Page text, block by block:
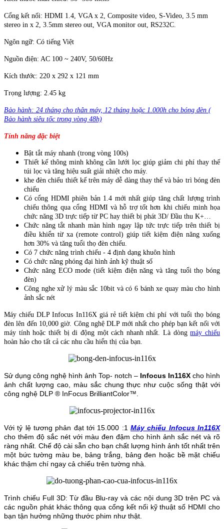
Cổng kết nối: HDMI 1.4, VGA x 2, Composite video, S-Video, 3.5 mm
stereo in x 2, 3.5mm stereo out, VGA monitor out, RS232C.
Ngôn ngữ: Có tiếng Việt
Nguồn điện: AC 100 ~ 240V, 50/60Hz
Kích thước: 220 x 292 x 121 mm
Trọng lượng: 2.45 kg
Bảo hành: 24 tháng cho thân máy, 12 tháng hoặc 1.000h cho bóng đèn (
Bảo hành siêu tốc trong vòng 48h)
Tính năng đặc biệt
Bật tắt máy nhanh (trong vòng 100s)
Thiết kế thông minh không cần lưới lọc giúp giảm chi phí thay thế
túi lọc và tăng hiệu suất giải nhiệt cho máy.
khe đèn chiếu thiết kế trên máy dễ dàng thay thế và bảo trì bóng đèn
chiếu
Có cổng HDMI phiên bản 1.4 mới nhất giúp tăng chất lượng trình
chiếu thông qua cổng HDMI và hỗ trợ tốt hơn khi chiếu minh họa
chức năng 3D trực tiếp từ PC hay thiết bị phát 3D/ Đầu thu K+…
Chức năng tắt nhanh màn hình ngay lập tức trực tiếp trên thiết bị
điều khiển từ xa (remote control) giúp tiết kiệm điện năng xuống
hơn 30% và tăng tuổi thọ đèn chiếu.
Có 7 chức năng trình chiếu - 4 định dạng khuôn hình
Có chức năng phóng đại hình ảnh kỹ thuật số
Chức năng ECO mode (tiết kiệm điện năng và tăng tuổi thọ bóng
đèn)
Công nghe xử lý màu sắc 10bit và có 6 bánh xe quay màu cho hình
ảnh sắc nét
Máy chiếu DLP Infocus In116X giá rẻ tiết kiệm chi phí với tuổi thọ bóng
đèn lên đến 10,000 giờ. Công nghệ DLP mới nhất cho phép bạn kết nối với
máy tính hoặc thiết bị di động một cách nhanh nhất. Là dòngmáy chiếu
hoàn hảo cho tất cả các nhu cầu hiển thị của bạn.
Sử dụng công nghệ hình ảnh Top- notch – Infocus In116X cho hình
ảnh chất lượng cao, màu sắc chung thực như cuộc sống thật với
công nghệ DLP ® InFocus BrilliantColor™.
Với tỷ lệ tương phản đạt tới 15.000 :1 Máy chiếu Infocus In116X
cho thêm độ sắc nét với màu đen đậm cho hình ảnh sắc nét và rõ
ràng nhất. Chế độ cài sẵn cho bạn chất lượng hình ảnh tốt nhất trên
một bức tường màu be, bảng trắng, bảng đen hoặc bề mặt chiếu
khác thậm chí ngay cả chiếu trên tường nhà.
Trình chiếu Full 3D: Từ đầu Blu-ray và các nội dung 3D trên PC và
các nguồn phát khác thông qua cổng kết nối kỹ thuật số HDMI cho
bạn tận hưởng những thước phim như thật.